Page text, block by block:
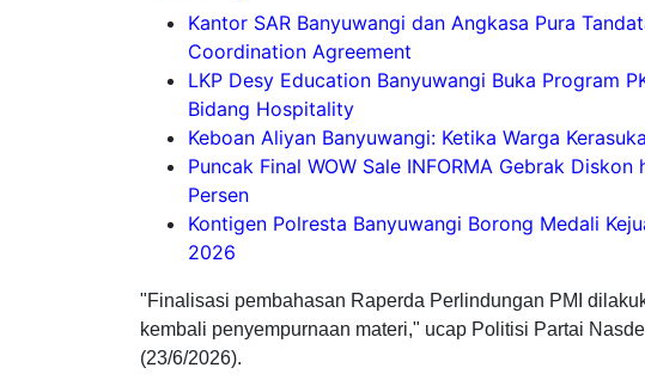
Kantor SAR Banyuwangi dan Angkasa Pura
Coordination Agreement
LKP Desy Education Banyuwangi Buka Program
Bidang Hospitality
Keboan Aliyan Banyuwangi: Ketika Warga
Puncak Final WOW Sale INFORMA Gebrak
Persen
Kontigen Polresta Banyuwangi Borong Medali
2026
"Finalisasi pembahasan Raperda Perlindungan PMI
kembali penyempurnaan materi," ucap Politisi Partai
(23/6/2026).